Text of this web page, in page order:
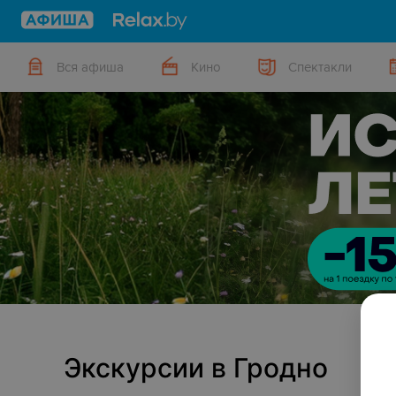
Вся афиша Кино Спектакли
Экскурсии в Гродно